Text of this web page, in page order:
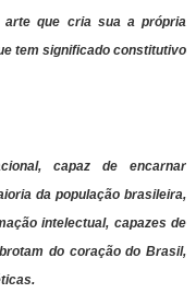
que cria sua a própria
tem significado constitutivo
capaz de encarnar
da população brasileira,
intelectual, capazes de
do coração do Brasil,